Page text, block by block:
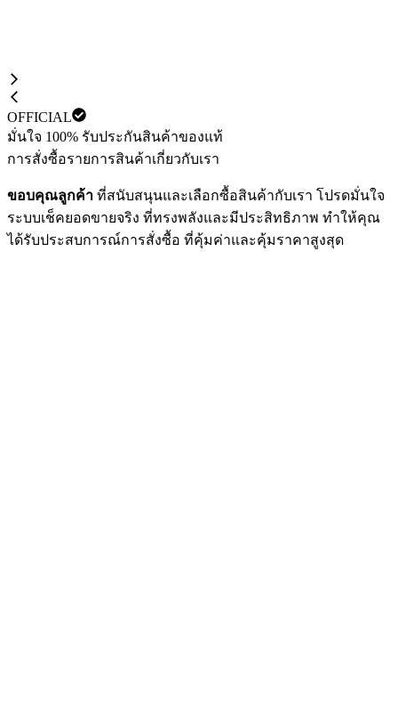
OFFICIAL
มั่นใจ 100% รับประกันสินค้าของแท้
การสั่งซื้อรายการสินค้าเกี่ยวกับเรา
ขอบคุณลูกค้า ที่สนับสนุนและเลือกซื้อสินค้ากับเรา โปรดมั่นใจ
ระบบเช็คยอดขายจริง ที่ทรงพลังและมีประสิทธิภาพ ทำให้คุณ
ได้รับประสบการณ์การสั่งซื้อ ที่คุ้มค่าและคุ้มราคาสูงสุด